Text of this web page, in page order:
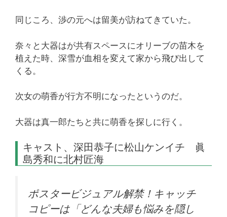
同じころ、渉の元へは留美が訪ねてきていた。
奈々と大器はが共有スペースにオリーブの苗木を
植えた時、深雪が血相を変えて家から飛び出して
くる。
次女の萌香が行方不明になったというのだ。
大器は真一郎たちと共に萌香を探しに行く。
キャスト、深田恭子に松山ケンイチ 眞
島秀和に北村匠海
ポスタービジュアル解禁！キャッチ
コピーは「どんな夫婦も悩みを隠し